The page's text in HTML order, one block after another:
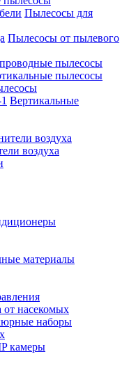
Пылесосы для
Пылесосы от пылевого
пылесосы
пылесосы
Вертикальные
воздуха
воздуха
материалы
от насекомых
наборы
камеры